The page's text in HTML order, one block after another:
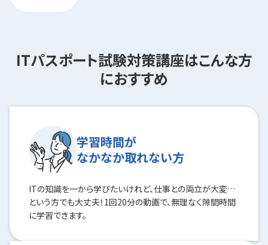
ITパスポート試験対策講座はこんな方
におすすめ
学習時間が
なかなか取れない方
ITの知識を一から学びたいけれど、仕事との両立が大変…
という方でも大丈夫！1回20分の動画で、無理なく隙間時間
に学習できます。